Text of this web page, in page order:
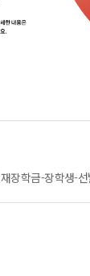
장학금-장학생-